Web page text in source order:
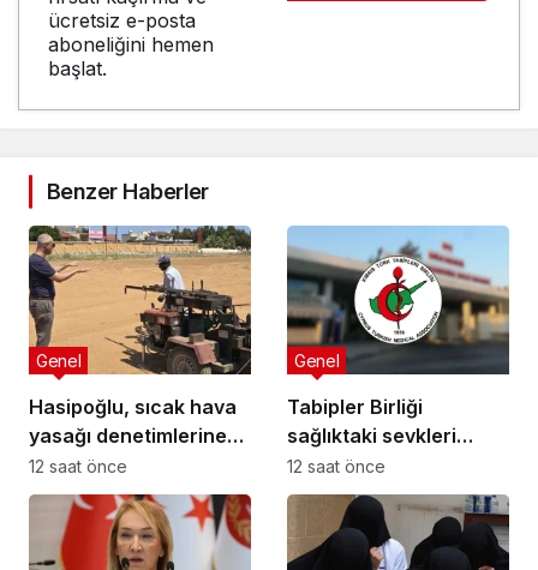
ücretsiz e-posta
aboneliğini hemen
başlat.
Benzer Haberler
Hasipoğlu, sıcak hava
yasağı denetimlerine
sahada katıldı
Genel
12 saat önce
Tabipler Birliği
sağlıktaki sevkleri
eleştirdi: Harcamalar
kamuoyuyla
paylaşılmalı!
Genel
12 saat önce